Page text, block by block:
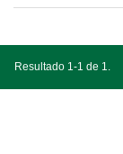
Resultado 1-1 de 1.